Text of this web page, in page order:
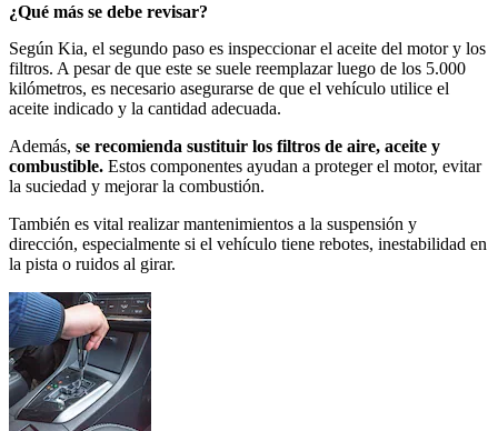
¿Qué más se debe revisar?
Según Kia, el segundo paso es inspeccionar el aceite del motor y los
filtros. A pesar de que este se suele reemplazar luego de los 5.000
kilómetros, es necesario asegurarse de que el vehículo utilice el
aceite indicado y la cantidad adecuada.
Además, se recomienda sustituir los filtros de aire, aceite y
combustible. Estos componentes ayudan a proteger el motor, evitar
la suciedad y mejorar la combustión.
También es vital realizar mantenimientos a la suspensión y
dirección, especialmente si el vehículo tiene rebotes, inestabilidad en
la pista o ruidos al girar.